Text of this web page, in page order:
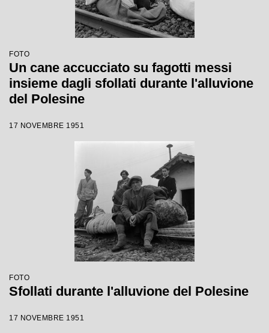
FOTO
Un cane accucciato su fagotti messi
insieme dagli sfollati durante l'alluvione
del Polesine
17 NOVEMBRE 1951
FOTO
Sfollati durante l'alluvione del Polesine
17 NOVEMBRE 1951